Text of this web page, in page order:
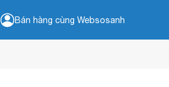
Bán hàng cùng Websosanh